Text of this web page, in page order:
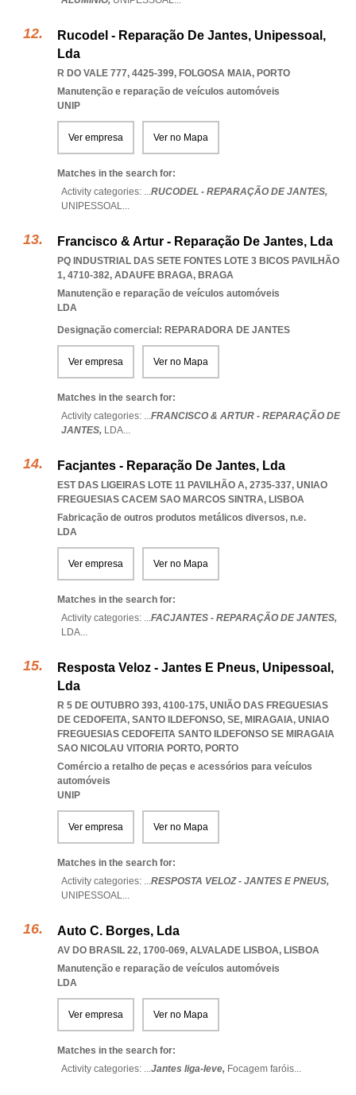
Rucodel - Reparação De Jantes, Unipessoal,
Lda
R DO VALE 777, 4425-399, FOLGOSA MAIA, PORTO
Manutenção e reparação de veículos automóveis
UNIP
Ver empresa Ver no Mapa
Matches in the search for:
Activity categories: ...RUCODEL - REPARAÇÃO DE JANTES,
UNIPESSOAL...
Francisco & Artur - Reparação De Jantes, Lda
PQ INDUSTRIAL DAS SETE FONTES LOTE 3 BICOS PAVILHÃO
1, 4710-382, ADAUFE BRAGA, BRAGA
Manutenção e reparação de veículos automóveis
LDA
Designação comercial: REPARADORA DE JANTES
Ver empresa Ver no Mapa
Matches in the search for:
Activity categories: ...FRANCISCO & ARTUR - REPARAÇÃO DE
JANTES, LDA...
Facjantes - Reparação De Jantes, Lda
EST DAS LIGEIRAS LOTE 11 PAVILHÃO A, 2735-337, UNIAO
FREGUESIAS CACEM SAO MARCOS SINTRA, LISBOA
Fabricação de outros produtos metálicos diversos, n.e.
LDA
Ver empresa Ver no Mapa
Matches in the search for:
Activity categories: ...FACJANTES - REPARAÇÃO DE JANTES,
LDA...
Resposta Veloz - Jantes E Pneus, Unipessoal,
Lda
R 5 DE OUTUBRO 393, 4100-175, UNIÃO DAS FREGUESIAS
DE CEDOFEITA, SANTO ILDEFONSO, SE, MIRAGAIA, UNIAO
FREGUESIAS CEDOFEITA SANTO ILDEFONSO SE MIRAGAIA
SAO NICOLAU VITORIA PORTO, PORTO
Comércio a retalho de peças e acessórios para veículos
automóveis
UNIP
Ver empresa Ver no Mapa
Matches in the search for:
Activity categories: ...RESPOSTA VELOZ - JANTES E PNEUS,
UNIPESSOAL...
Auto C. Borges, Lda
AV DO BRASIL 22, 1700-069, ALVALADE LISBOA, LISBOA
Manutenção e reparação de veículos automóveis
LDA
Ver empresa Ver no Mapa
Matches in the search for:
Activity categories: ...Jantes liga-leve, Focagem faróis...